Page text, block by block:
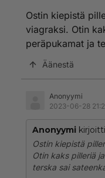
Ostin kiepistä
viagraksi. Otin
peräpukamat ja
Äänestä
Anonyymi
2023-06-28
Anonyymi
Ostin kiepistä
Otin kaks pilleriä
terska sai